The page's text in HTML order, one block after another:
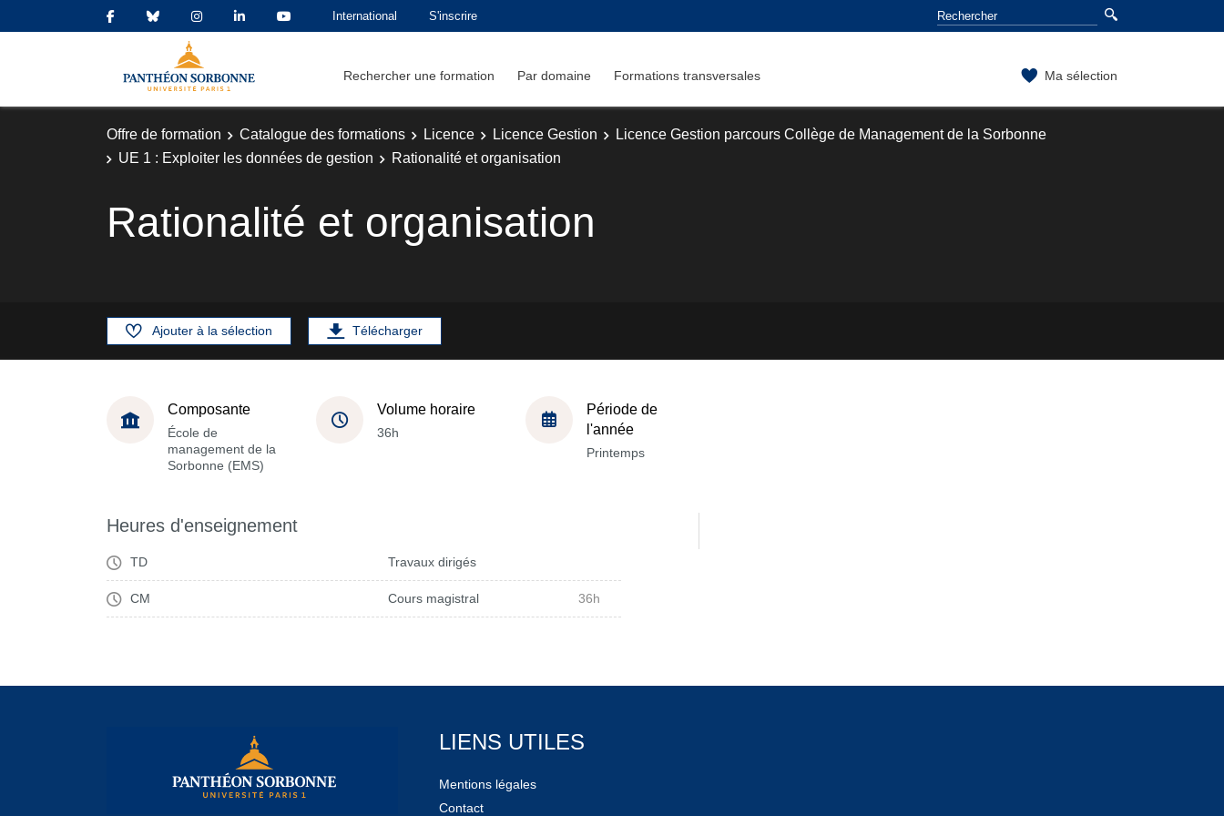
International S'inscrire
Rechercher une formation Par domaine Formations transversales Ma sélection
Offre de formation Catalogue des formations Licence Licence Gestion
Licence Gestion parcours Collège de Management de la Sorbonne
UE 1 : Exploiter les données de gestion
Rationalité et organisation
Rationalité et organisation
Ajouter à la sélection Télécharger
Composante
École de
management de la
Sorbonne (EMS)
Volume horaire
36h
Période de
l'année
Printemps
Heures d'enseignement
TD Travaux dirigés
CM Cours magistral 36h
LIENS UTILES
Mentions légales
Contact